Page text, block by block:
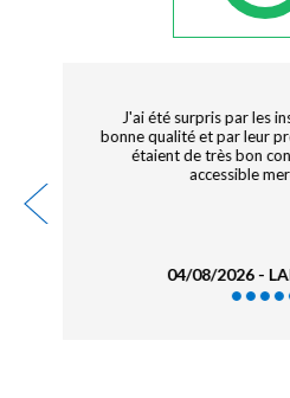
Très bonne expérience,
tout était parfait la
piscine, le spa, la salle de
les fauteils
03/08/